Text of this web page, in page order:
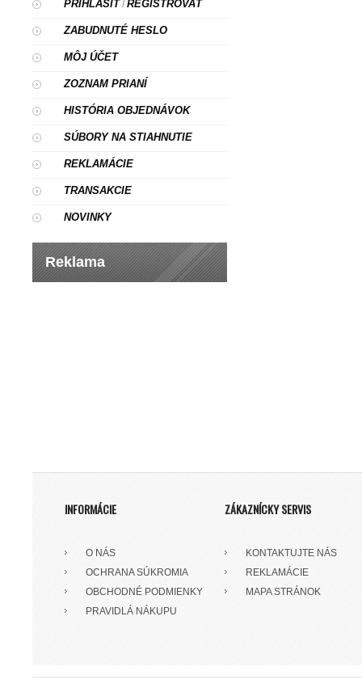
PRIHLÁSIŤ/REGISTROVAŤ
ZABUDNUTÉ HESLO
MÔJ ÚČET
ZOZNAM PRIANÍ
HISTÓRIA OBJEDNÁVOK
SÚBORY NA STIAHNUTIE
REKLAMÁCIE
TRANSAKCIE
NOVINKY
Reklama
INFORMÁCIE
O NÁS
OCHRANA SÚKROMIA
OBCHODNÉ PODMIENKY
PRAVIDLÁ NÁKUPU
ZÁKAZNÍCKY SERVIS
KONTAKTUJTE NÁS
REKLAMÁCIE
MAPA STRÁNOK